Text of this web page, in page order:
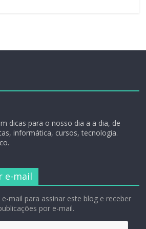
dicas para o nosso dia a a dia, de
informática, cursos, tecnologia.
e-mail
mail para assinar este blog e receber
por e-mail.